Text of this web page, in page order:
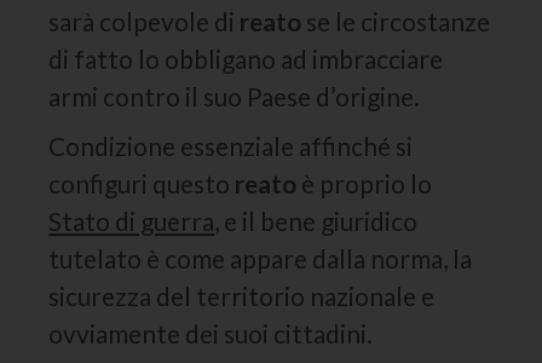
sarà colpevole di reato se le circostanze
di fatto lo obbligano ad imbracciare
armi contro il suo Paese d’origine.
Condizione essenziale affinché si
configuri questo reato è proprio lo
Stato di guerra, e il bene giuridico
tutelato è come appare dalla norma, la
sicurezza del territorio nazionale e
ovviamente dei suoi cittadini.